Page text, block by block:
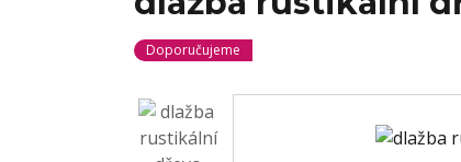
Doporučujeme